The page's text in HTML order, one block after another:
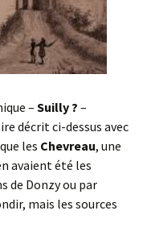
– Suilly ? –
décrit ci-dessus avec
les Chevreau, une
avaient été les
de Donzy ou par
mais les sources